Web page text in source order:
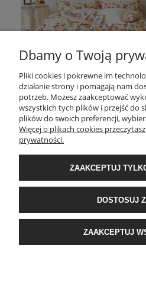
Komplet pościeli dwustronnej
101,90 zł
Najniższa cena:121,90 zł
Dbamy o Twoją
Pliki cookies i pokrewne im
działanie strony i pomagają nam
potrzeb. Możesz zaakceptować
wszystkich tych plików i przejść do
plików do swoich preferencji,
Więcej o plikach cookies
prywatności.
ZAAKCEPTUJ
DOSTOSUJ
ZAAKCEPTUJ